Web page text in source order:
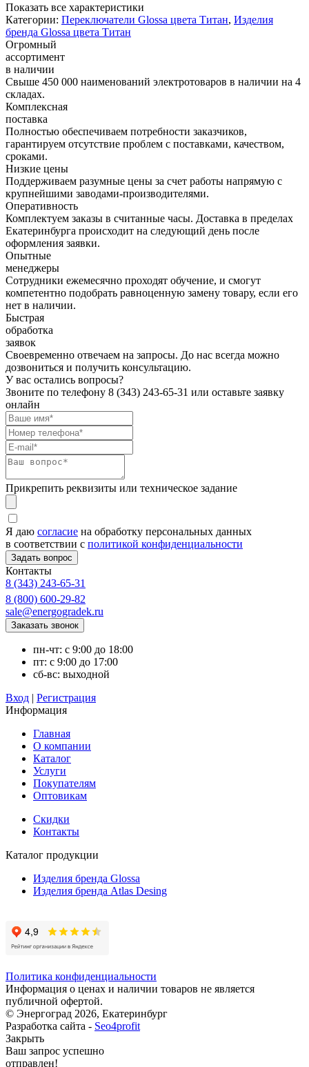
Показать все характеристики
Категории: Переключатели Glossa цвета Титан, Изделия
бренда Glossa цвета Титан
Огромный
ассортимент
в наличии
Свыше 450 000 наименований электротоваров в наличии на 4
складах.
Комплексная
поставка
Полностью обеспечиваем потребности заказчиков,
гарантируем отсутствие проблем с поставками, качеством,
сроками.
Низкие цены
Поддерживаем разумные цены за счет работы напрямую с
крупнейшими заводами-производителями.
Оперативность
Комплектуем заказы в считанные часы. Доставка в пределах
Екатеринбурга происходит на следующий день после
оформления заявки.
Опытные
менеджеры
Сотрудники ежемесячно проходят обучение, и смогут
компетентно подобрать равноценную замену товару, если его
нет в наличии.
Быстрая
обработка
заявок
Своевременно отвечаем на запросы. До нас всегда можно
дозвониться и получить консультацию.
У вас остались вопросы?
Звоните по телефону 8 (343) 243-65-31 или оставьте заявку
онлайн
Прикрепить реквизиты или техническое задание
Я даю согласие на обработку персональных данных
в соответствии с политикой конфиденциальности
Контакты
8 (343) 243-65-31
8 (800) 600-29-82
sale@energogradek.ru
пн-чт: с 9:00 до 18:00
пт: с 9:00 до 17:00
сб-вс: выходной
Вход | Регистрация
Информация
Главная
О компании
Каталог
Услуги
Покупателям
Оптовикам
Скидки
Контакты
Каталог продукции
Изделия бренда Glossa
Изделия бренда Atlas Desing
Политика конфиденциальности
Информация о ценах и наличии товаров не является
публичной офертой.
© Энергоград 2026, Екатеринбург
Разработка сайта - Seo4profit
Закрыть
Ваш запрос успешно
отправлен!